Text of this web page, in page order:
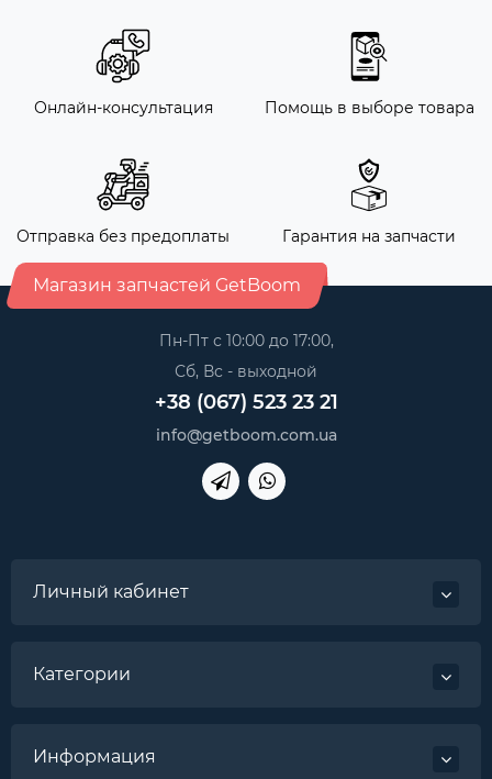
Онлайн-консультация Помощь в выборе товара
Отправка без предоплаты Гарантия на запчасти
Магазин запчастей GetBoom
Пн-Пт с 10:00 до 17:00,
Сб, Вс - выходной
+38 (067) 523 23 21
info@getboom.com.ua
Личный кабинет
Категории
Информация